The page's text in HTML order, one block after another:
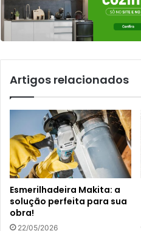
Artigos relacionados
Esmerilhadeira Makita: a
solução perfeita para sua
obra!
22/05/2026